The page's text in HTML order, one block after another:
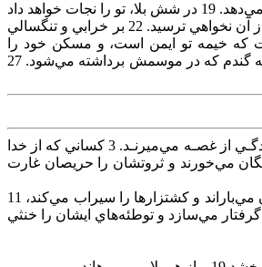
17 «هان‌، خوشابحال‌ شخصي‌ كه‌ خدا تنبيهش‌ مي‌كند. پس‌ تأديب‌ قادر مطلق‌ را خوار مشمار. 18 زيرا كه‌ او مجروح‌ مي‌سازد و التيام‌ مي‌دهد، و مي‌كوبد و دست‌ او شفا مي‌دهد. 19 در شش‌ بلا، تو را نجات‌ خواهد داد
و در هفت‌ بلا،هيچ‌ ضرر بر تو نخواهد رسيد. 20 در قحط‌ تو را از موت‌ فديه‌ خواهد داد، و در جنگ‌ از دم‌ شمشير. 21 از تازيانه‌ زبان‌ پنهان‌ خواهي‌ ماند، و چون‌ هلاكت‌ آيد، از آن‌ نخواهي‌ ترسيد. 22 بر خرابي‌ و تنگسالي‌
با سنگهاي‌ صحرا همداستان‌ خواهي‌ بود، و وحوش‌ صحرا با تو صلح‌ خواهنـد كرد. 24 و خواهي‌ دانست‌ كه‌ خيمه‌ تو ايمن‌ است‌، و مسكن‌ خود را
تجسّس‌خواهي‌ كرد و چيزي‌ مفقود نخواهي‌ يافت‌. 25 و خواهي‌ دانست‌ كه‌ ذريّتت‌ كثير است‌ و اولاد تو مثل‌ علف‌ زمين‌. 26 و در شِيخوخيَّت‌ به‌ قبر خواهي‌ رفت‌، مثل‌ بافه‌ گندم‌ كه‌ در موسمش‌ برداشته‌ مي‌شود. 27
فرياد برمي‌آورند و كمك‌ مي‌طلبند، ولي‌ كسي‌ گوش‌ نمي‌دهد. بسوي‌ خدايان‌ خود روي‌ مي‌آورند، امـا هيچكـدام‌ از آنها به‌ دادشان‌ نمي‌رسد. 2 سرانجـام‌ در عجـز و درماندگـي‌ از غصـه‌ مي‌ميرنـد. 3 كساني‌ كه‌ از خدا
4 فرزندان‌ ايشان‌ بي‌پناه‌ مي‌گردند و كسي‌ از آنها حمايت‌ نمي‌كند. 5 محصولاتشان‌ را گرسنگان‌ مي‌خورند و ثروتشان‌ را حريصان‌ غارت‌
8 اگر من‌ جاي‌ تو بودم‌، مشكل‌ خود را نزد خدا مي‌بردم‌. 9 زيرا او معجزات‌ شگفت‌انگيز مي‌كند و كارهاي‌ عجيب‌ و خارق‌العاده‌ بي‌شمار انجام‌ مي‌دهد. 10 بر زمين‌ باران‌ مي‌باراند و كشتزارها را سيراب‌ مي‌كند، 11
نقشه‌هاي‌ اشخاص‌ حيله‌گر را نقش‌ بر آب‌ مي‌كند تا كاري‌ از پيش‌ نبرند. 13 آنها را در دامهاي‌ خود گرفتار مي‌سازد و توطئه‌هاي‌ ايشان‌ را خنثي‌